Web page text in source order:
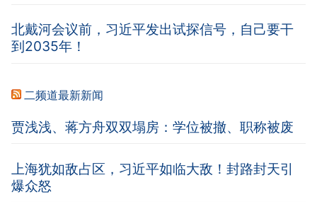
北戴河会议前，习近平发出试探信号，自己要干
到2035年！
二频道最新新闻
贾浅浅、蒋方舟双双塌房：学位被撤、职称被废
上海犹如敌占区，习近平如临大敌！封路封天引
爆众怒